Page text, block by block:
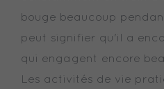
bouge beaucoup
peut signifier qu'il a
qui engagent encore
Les activités de vie